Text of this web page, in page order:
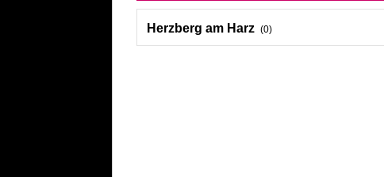
Herzberg am Harz (0)